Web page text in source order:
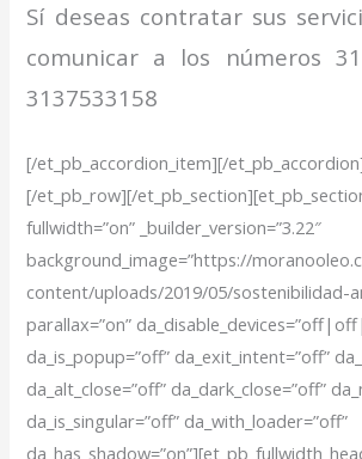
Sí deseas contratar sus
comunicar a los números
3137533158
[/et_pb_accordion_item][/
[/et_pb_row][/
fullwidth=”on” _builder_version=”3.22″
background_image=”https://
content/uploads/2019/05/sostenibilidad-
parallax=”on”
da_is_popup=”off” da_exit_intent=”off”
da_alt_close=”off” da_dark_close=”off”
da_is_singular=”off” da_with_loader=”off”